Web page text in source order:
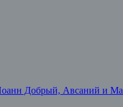
Добрый, Авсаний и